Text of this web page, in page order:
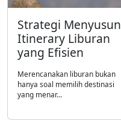
Strategi Menyusun
Itinerary Liburan
yang Efisien
Merencanakan liburan bukan
hanya soal memilih destinasi
yang menar...